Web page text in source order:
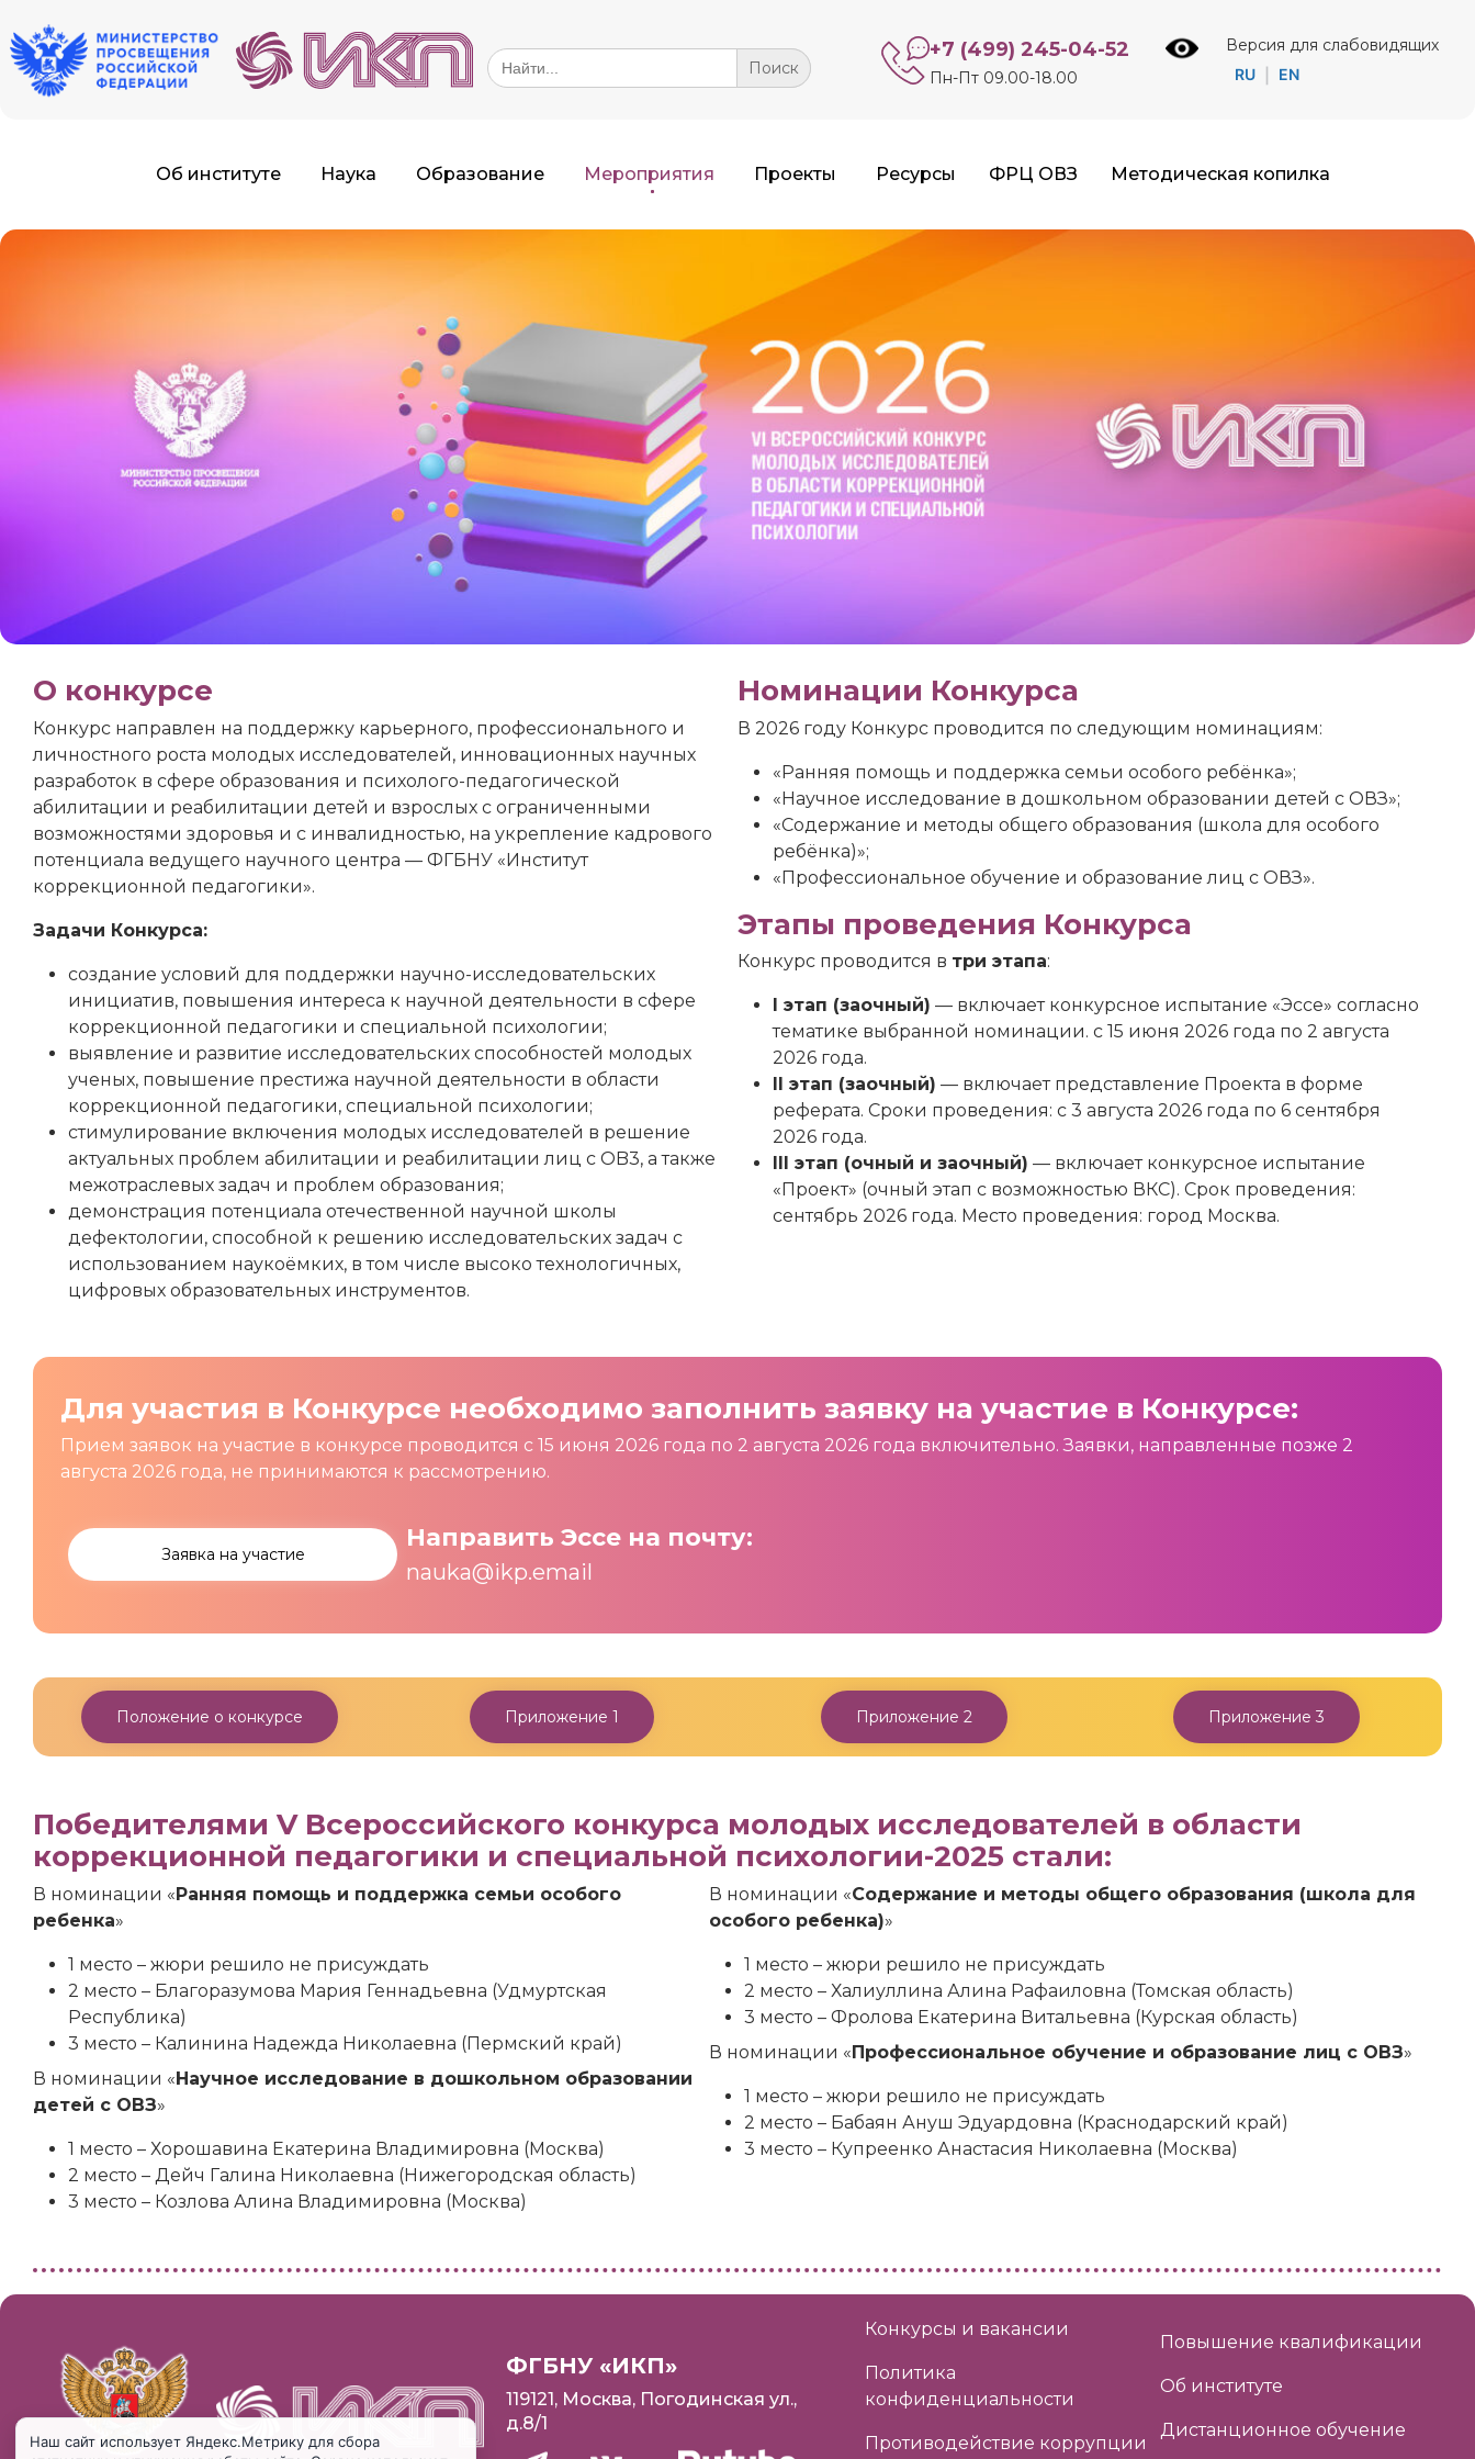
Search
for:
+7 (499) 245-04-52
Пн-Пт 09.00-18.00
Версия для слабовидящих
RU EN
Об институте Наука Образование Мероприятия Проекты Ресурсы ФРЦ ОВЗ Методическая копилка
О конкурсе
Конкурс направлен на поддержку карьерного, профессионального и
личностного роста молодых исследователей, инновационных научных
разработок в сфере образования и психолого-педагогической
абилитации и реабилитации детей и взрослых с ограниченными
возможностями здоровья и с инвалидностью, на укрепление кадрового
потенциала ведущего научного центра — ФГБНУ «Институт
коррекционной педагогики».
Задачи Конкурса:
создание условий для поддержки научно-исследовательских
инициатив, повышения интереса к научной деятельности в сфере
коррекционной педагогики и специальной психологии;
выявление и развитие исследовательских способностей молодых
ученых, повышение престижа научной деятельности в области
коррекционной педагогики, специальной психологии;
стимулирование включения молодых исследователей в решение
актуальных проблем абилитации и реабилитации лиц с OB3, а также
межотраслевых задач и проблем образования;
демонстрация потенциала отечественной научной школы
дефектологии, способной к решению исследовательских задач с
использованием наукоёмких, в том числе высоко технологичных,
цифровых образовательных инструментов.
Номинации Конкурса
В 2026 году Конкурс проводится по следующим номинациям:
«Ранняя помощь и поддержка семьи особого ребёнка»;
«Научное исследование в дошкольном образовании детей с ОВЗ»;
«Содержание и методы общего образования (школа для особого
ребёнка)»;
«Профессиональное обучение и образование лиц с ОВЗ».
Этапы проведения Конкурса
Конкурс проводится в три этапа:
I этап (заочный) — включает конкурсное испытание «Эссе» согласно
тематике выбранной номинации. с 15 июня 2026 года по 2 августа
2026 года.
II этап (заочный) — включает представление Проекта в форме
реферата. Сроки проведения: с 3 августа 2026 года по 6 сентября
2026 года.
III этап (очный и заочный) — включает конкурсное испытание
«Проект» (очный этап с возможностью ВКС). Срок проведения:
сентябрь 2026 года. Место проведения: город Москва.
Для участия в Конкурсе необходимо заполнить заявку на участие в Конкурсе:
Прием заявок на участие в конкурсе проводится с 15 июня 2026 года по 2 августа 2026 года включительно. Заявки, направленные позже 2
августа 2026 года, не принимаются к рассмотрению.
Заявка на участие
Направить Эссе на почту:
nauka@ikp.email
Положение о конкурсе Приложение 1 Приложение 2 Приложение 3
Победителями V Всероссийского конкурса молодых исследователей в области
коррекционной педагогики и специальной психологии-2025 стали:
В номинации «Ранняя помощь и поддержка семьи особого
ребенка»
1 место – жюри решило не присуждать
2 место – Благоразумова Мария Геннадьевна (Удмуртская
Республика)
3 место – Калинина Надежда Николаевна (Пермский край)
В номинации «Научное исследование в дошкольном образовании
детей с ОВЗ»
1 место – Хорошавина Екатерина Владимировна (Москва)
2 место – Дейч Галина Николаевна (Нижегородская область)
3 место – Козлова Алина Владимировна (Москва)
В номинации «Содержание и методы общего образования (школа для
особого ребенка)»
1 место – жюри решило не присуждать
2 место – Халиуллина Алина Рафаиловна (Томская область)
3 место – Фролова Екатерина Витальевна (Курская область)
В номинации «Профессиональное обучение и образование лиц с ОВЗ»
1 место – жюри решило не присуждать
2 место – Бабаян Ануш Эдуардовна (Краснодарский край)
3 место – Купреенко Анастасия Николаевна (Москва)
ФГБНУ «ИКП»
119121, Москва, Погодинская ул.,
д.8/1
Конкурсы и вакансии
Политика
конфиденциальности
Противодействие коррупции
Повышение квалификации
Об институте
Дистанционное обучение
Наш сайт использует Яндекс.Метрику для сбора